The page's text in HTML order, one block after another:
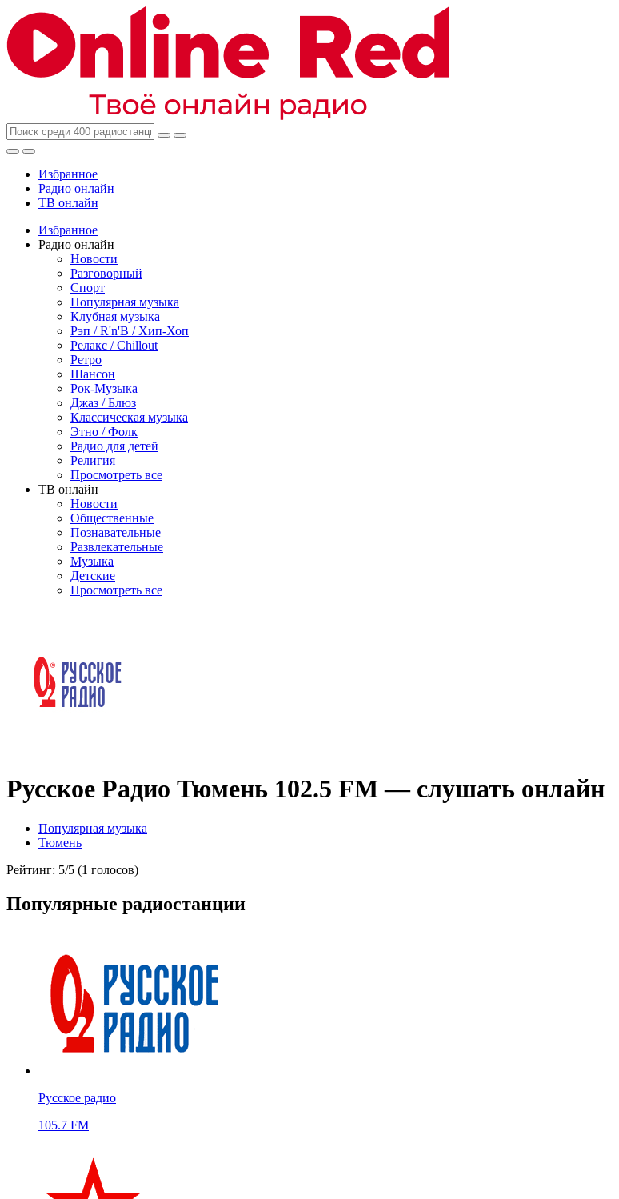
Избранное
Радио онлайн
ТВ онлайн
Избранное
Радио онлайн
Новости
Разговорный
Спорт
Популярная музыка
Клубная музыка
Рэп / R'n'B / Хип-Хоп
Релакс / Chillout
Ретро
Шансон
Рок-Музыка
Джаз / Блюз
Классическая музыка
Этно / Фолк
Радио для детей
Религия
Просмотреть все
ТВ онлайн
Новости
Общественные
Познавательные
Развлекательные
Музыка
Детские
Просмотреть все
Русское Радио Тюмень 102.5 FM — слушать онлайн
Популярная музыка
Тюмень
Рейтинг: 5/5 (1 голосов)
Популярные радиостанции
Русское радио
105.7 FM